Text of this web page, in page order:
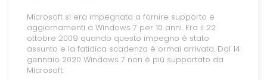
Microsoft si era impegnata a fornire supporto e
aggiornamenti a Windows 7 per 10 anni. Era il 22
ottobre 2009 quando questo impegno è stato
assunto e la fatidica scadenza è ormai arrivata. Dal 14
gennaio 2020 Windows 7 non è più supportato da
Microsoft.